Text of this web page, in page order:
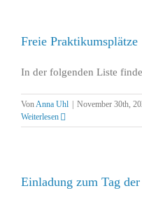
Freie Praktikumsplätze
In der folgenden Liste
VonAnna Uhl November 30th,
Weiterlesen
Einladung zum Tag